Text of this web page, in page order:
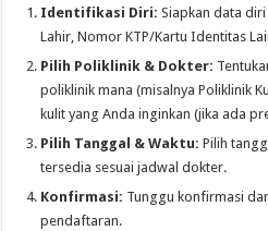
Identifikasi Diri: Siapkan data diri
Lahir, Nomor KTP/Kartu Identitas
Pilih Poliklinik & Dokter:
poliklinik mana (misalnya Poliklinik
kulit yang Anda inginkan (jika ada
Pilih Tanggal & Waktu: Pilih
tersedia sesuai jadwal dokter.
Konfirmasi: Tunggu konfirmasi
pendaftaran.